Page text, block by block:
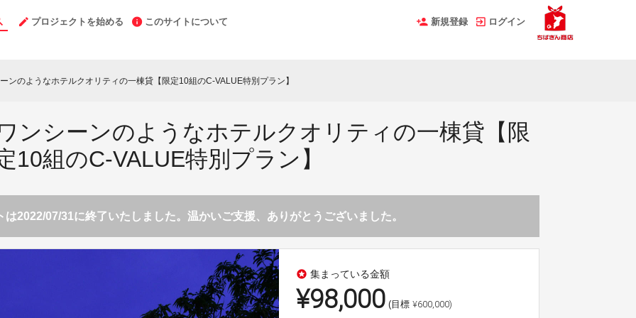
プロジェクトを始める このサイトについて 新規登録 ログイン
ンのようなホテルクオリティの一棟貸【限定10組のC-VALUE特別プラン】
ンシーンのようなホテルクオリティの一棟貸【限
10組のC-VALUE特別プラン】
は2022/07/31に終了いたしました。温かいご支援、ありがとうございました。
stars 集まっている金額
¥98,000 (目標 ¥600,000)